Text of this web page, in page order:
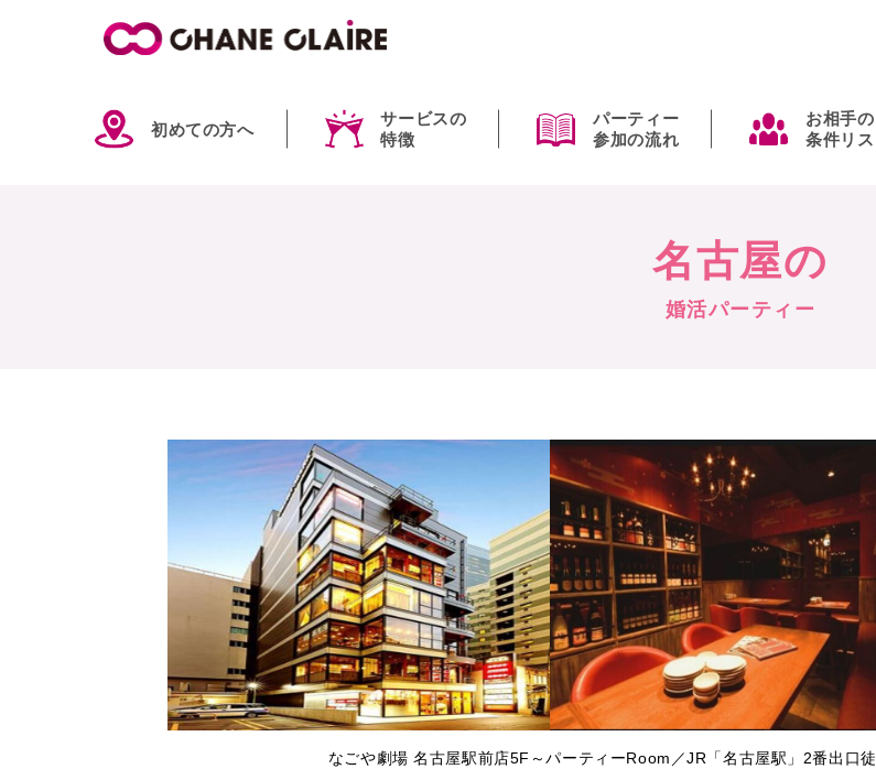
初めての方へ
サービスの
特徴
パーティー
参加の流れ
お相手の
条件リス
名古屋の
婚活パーティー
なごや劇場 名古屋駅前店5F～パーティーRoom／JR「名古屋駅」2番出口